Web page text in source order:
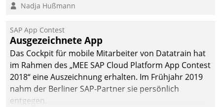
Nadja Hußmann
SAP App Contest
Ausgezeichnete App
Das Cockpit für mobile Mitarbeiter von Datatrain hat
im Rahmen des „MEE SAP Cloud Platform App Contest
2018“ eine Auszeichnung erhalten. Im Frühjahr 2019
nahm der Berliner SAP-Partner sie persönlich
entgegen.